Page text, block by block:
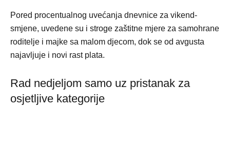
Pored procentualnog uvećanja dnevnice za vikend-
smjene, uvedene su i stroge zaštitne mjere za samohrane
roditelje i majke sa malom djecom, dok se od avgusta
najavljuje i novi rast plata.
Rad nedjeljom samo uz pristanak za
osjetljive kategorije